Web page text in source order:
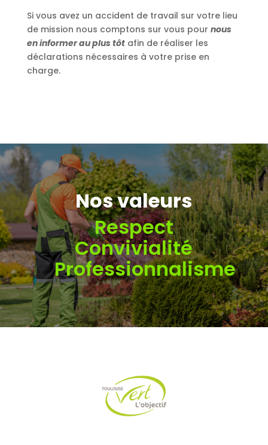
Si vous avez un accident de travail sur votre lieu
de mission nous comptons sur vous pour nous
en informer au plus tôtafin de réaliser les
déclarations nécessaires à votre prise en
charge.
Nos valeurs
Respect
Convivialité
Professionnalisme